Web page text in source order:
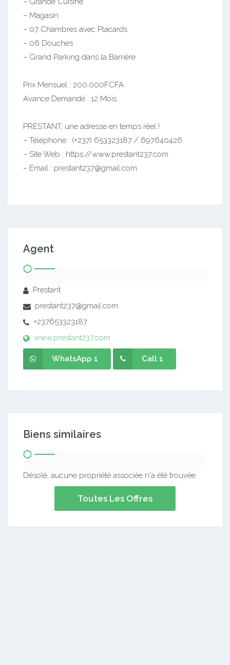
– Magasin
– 07 Chambres avec Placards
– 06 Douches
– Grand Parking dans la Barrière
Prix Mensuel : 200.000FCFA
Avance Demandé : 12 Mois
PRESTANT, une adresse en temps réel !
– Téléphone : (+237) 653323187 / 697640426
– Site Web : https://www.prestant237.com
– Email : prestant237@gmail.com
Agent
Prestant
prestant237@gmail.com
+237653323187
www.prestant237.com
WhatsApp 1 Call 1
Biens similaires
Désolé, aucune propriété associée n'a été trouvée.
Toutes Les Offres